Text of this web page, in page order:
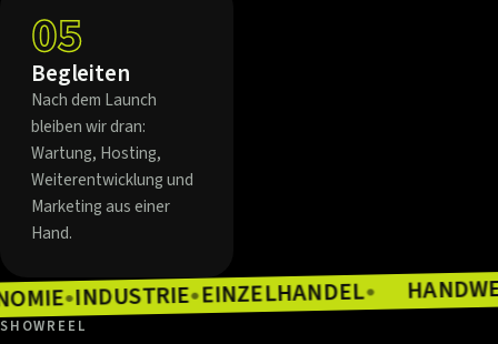
05
Begleiten
Nach dem Launch
bleiben wir dran:
Wartung, Hosting,
Weiterentwicklung und
Marketing aus einer
Hand.
●INDUSTRIE●EINZELHANDEL●
SHOWREEL